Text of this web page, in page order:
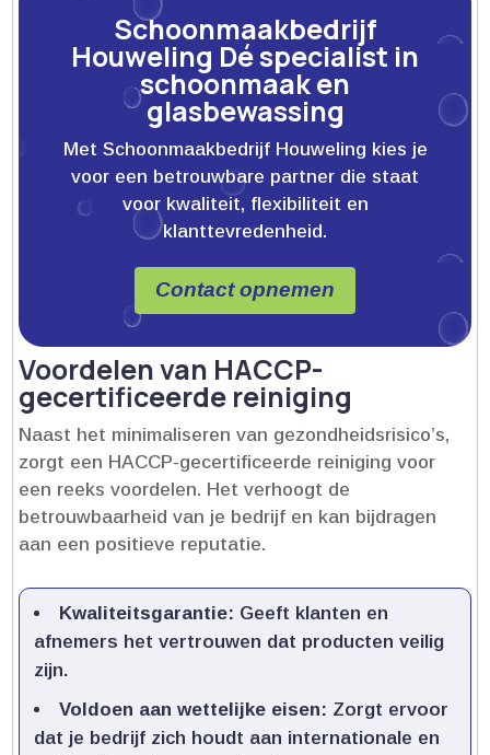
Schoonmaakbedrijf
Houweling Dé specialist in
schoonmaak en
glasbewassing
Met Schoonmaakbedrijf Houweling kies je
voor een betrouwbare partner die staat
voor kwaliteit, flexibiliteit en
klanttevredenheid.
Contact opnemen
Voordelen van HACCP-
gecertificeerde reiniging
Naast het minimaliseren van gezondheidsrisico’s,
zorgt een HACCP-gecertificeerde reiniging voor
een reeks voordelen.​ Het verhoogt de
betrouwbaarheid van je bedrijf en kan bijdragen
aan een positieve reputatie.​
Kwaliteitsgarantie: Geeft klanten en
afnemers het vertrouwen dat producten veilig
zijn.​
Voldoen aan wettelijke eisen: Zorgt ervoor
dat je bedrijf zich houdt aan internationale en